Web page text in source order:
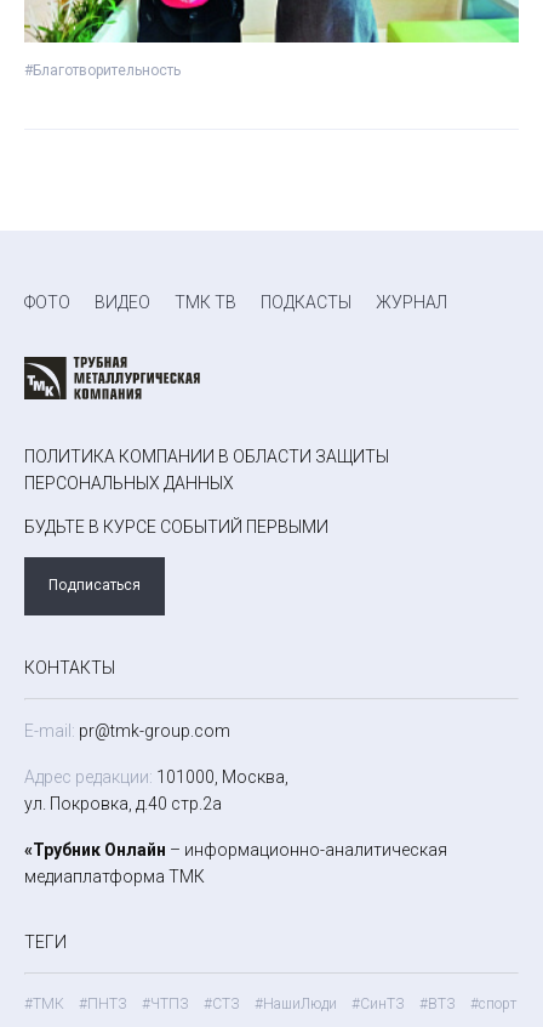
#Благотворительность
ФОТО ВИДЕО ТМК ТВ ПОДКАСТЫ ЖУРНАЛ
ПОЛИТИКА КОМПАНИИ В ОБЛАСТИ ЗАЩИТЫ
ПЕРСОНАЛЬНЫХ ДАННЫХ
БУДЬТЕ В КУРСЕ СОБЫТИЙ ПЕРВЫМИ
Подписаться
КОНТАКТЫ
E-mail: pr@tmk-group.com
Адрес редакции: 101000, Москва,
ул. Покровка, д.40 стр.2а
«Трубник Онлайн – информационно-аналитическая
медиаплатформа ТМК
ТЕГИ
#ТМК #ПНТЗ #ЧТПЗ #СТЗ #НашиЛюди #СинТЗ #ВТЗ #спорт